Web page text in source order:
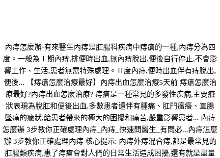
內痔怎麼辦-有來醫生內痔是肛腸科疾病中痔瘡的一種,內痔分為四
度。一般為Ⅰ期內痔,排便時出血,無內痔脫出,便後自行停止,不會影
響工作、生活,患者無需特殊處理。Ⅱ度內痔,便時出血伴有痔脫出,
便後... 【痔瘡怎麼治療最好】內痔出血怎麼治療5天前 痔瘡怎麼治
療最好?內痔出血怎麼治療? 痔瘡是一種常見的多發性疾病,主要癥
狀表現為脫肛和便後出血,多數患者還伴有腫痛、肛門瘙癢、直腸
墜痛的癥狀,給患者帶來的極大的困擾和痛苦,嚴重影響患者... 內痔
怎麼辦 3步教你正確處理內痔_內痔_快速問醫生_有問必...內痔怎麼
辦 3步教你正確處理內痔 核心提示: 內痔外痔混合痔,都是最常見的
肛腸類疾病,患了痔瘡會對人們的日常生活造成困擾,還有就是盡量